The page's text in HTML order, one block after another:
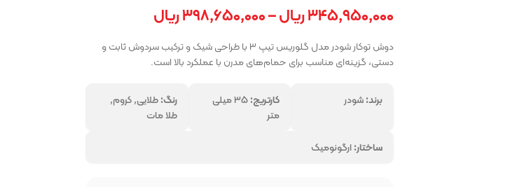
همه برندهارا از ما بخواهید
۳۴۵,۹۵۰,۰۰۰ریال–۳۹۸,۶۵۰,۰۰۰ریال
دوش توکار شودر مدل گلوریس تیپ ۳ با طراحی شیک و ترکیب سردوش ثابت و
دستی، گزینه‌ای مناسب برای حمام‌های مدرن با عملکرد بالا است.
برند:شودر کارتریج:
۳۵ میلی
متر
رنگ:طلایی, کروم,
طلا مات
ساختار:ارگونومیک